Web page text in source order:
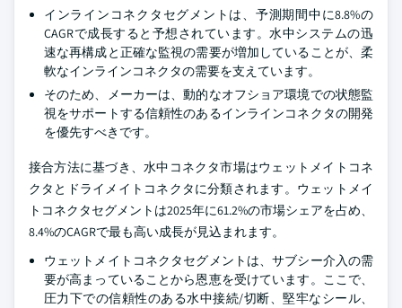
インラインコネクタセグメントは、予測期間中に8.8%の
CAGRで成長すると予想されています。水中システムの迅
速な再構成と正確な監視の需要が増加していることが、柔
軟なインラインコネクタの需要を支えています。
そのため、メーカーは、動的なオフショア環境での状態監
視をサポートする信頼性のあるインラインコネクタの開発
を優先すべきです。
接合方法に基づき、水中コネクタ市場はウェットメイトコネ
クタとドライメイトコネクタに分類されます。ウェットメイ
トコネクタセグメントは2025年に61.2%の市場シェアを占め、
8.4%のCAGRで最も高い成長が見込まれます。
ウェットメイトコネクタセグメントは、サブシー介入の需
要が高まっていることから恩恵を受けています。ここで、
圧力下での信頼性のある水中接続/切断、堅牢なシール、